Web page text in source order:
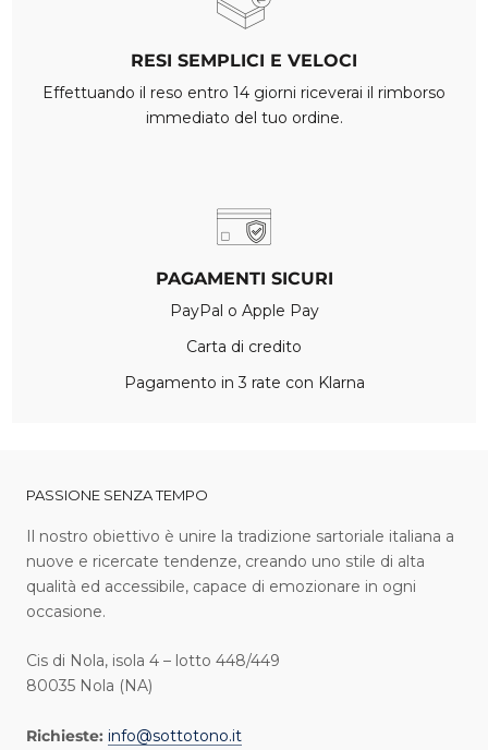
RESI SEMPLICI E VELOCI
Effettuando il reso entro 14 giorni riceverai il rimborso
immediato del tuo ordine.
PAGAMENTI SICURI
PayPal o Apple Pay
Carta di credito
Pagamento in 3 rate con Klarna
PASSIONE SENZA TEMPO
I l nostro obiettivo è unire la tradizione sartoriale italiana a
nuove e ricercate tendenze, creando uno stile di alta
qualità ed accessibile, capace di emozionare in ogni
occasione.
Cis di Nola, isola 4 – lotto 448/449
80035 Nola (NA)
Richieste: info@sottotono.it